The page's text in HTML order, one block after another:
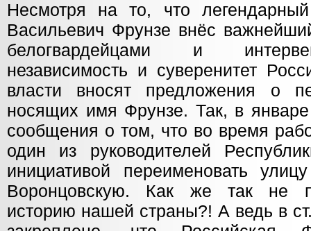
Несмотря на то, что
Васильевич Фрунзе внёс
белогвардейцами и
независимость и суверенитет
власти вносят предложения о
носящих имя Фрунзе. Так, в
сообщения о том, что во время
один из руководителей
инициативой переименовать
Воронцовскую. Как же так не
историю нашей страны?! А ведь в